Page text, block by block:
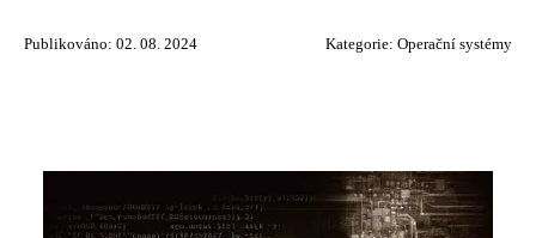
Publikováno: 02. 08. 2024 Kategorie: Operační systémy